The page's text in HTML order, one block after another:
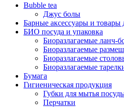
Bubble tea
Джус болы
Барные аксессуары и товары
БИО посуда и упаковка
Биоразлагаемые ланч-
Биоразлагаемые
Биоразлагаемые
Биоразлагаемые
Бумага
Гигиеническая продукция
Губки для мытья
Перчатки